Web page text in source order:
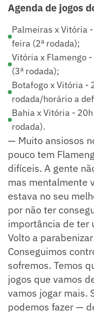
Agenda de jogos
Palmeiras x Vitória
feira (2ª rodada);
Vitória x Flamengo
(3ª rodada);
Botafogo x Vitória -
rodada/horário a
Bahia x Vitória -
rodada).
— Muito ansiosos
pouco tem
difíceis. A gente
mas mentalmente
estava no seu
por não ter
importância de ter
Volto a
Conseguimos
sofremos. Temos
jogos que vamos
vamos jogar mais.
podemos fazer —